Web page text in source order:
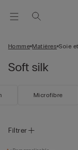
Homme Matières Soie
Soft silk
Microfibre
Filtrer